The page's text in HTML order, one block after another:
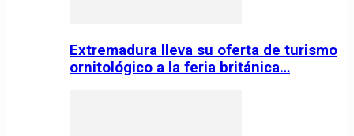
Extremadura lleva su oferta de turismo
ornitológico a la feria británica…